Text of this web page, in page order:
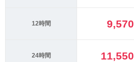
12時間 9,570
24時間 11,550